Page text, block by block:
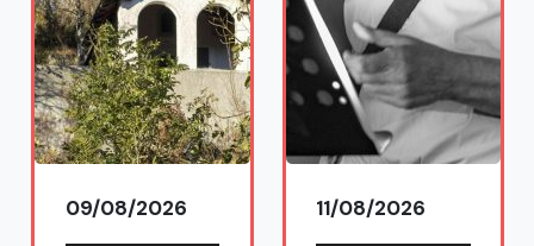
09/08/2026 11/08/2026